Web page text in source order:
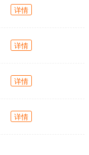
详情
详情
详情
详情